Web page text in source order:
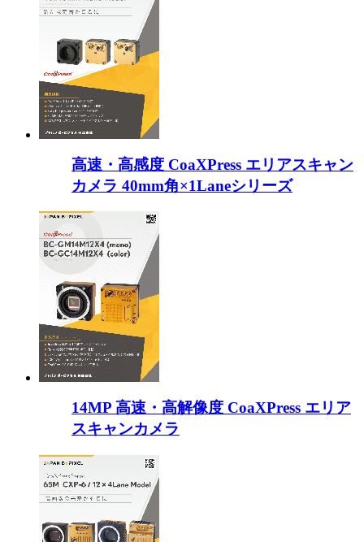
高速・高感度 CoaXPress エリアスキャン
カメラ 40mm角×1Laneシリーズ
14MP 高速・高解像度 CoaXPress エリア
スキャンカメラ